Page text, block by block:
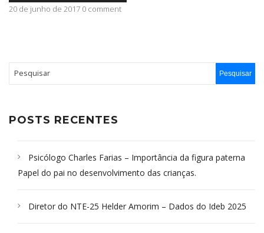
CONTATO
áudio
20 de junho de 2017 0 comment
POSTS RECENTES
Psicólogo Charles Farias – Importância da figura paterna
Papel do pai no desenvolvimento das crianças.
Diretor do NTE-25 Helder Amorim – Dados do Ideb 2025